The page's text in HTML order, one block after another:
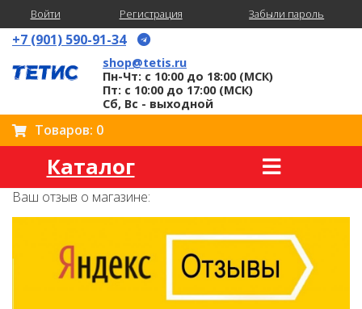
Войти Регистрация Забыли пароль
+7 (901) 590-91-34
shop@tetis.ru
Пн-Чт: с 10:00 до 18:00 (МСК)
Пт: с 10:00 до 17:00 (МСК)
Сб, Вс - выходной
Товаров: 0
Каталог
Ваш отзыв о магазине: